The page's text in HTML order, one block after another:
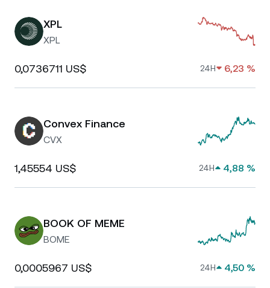
XPL
XPL
0,0736711 US$ 24H 6,23 %
Convex Finance
CVX
1,45554 US$ 24H 4,88 %
BOOK OF MEME
BOME
0,0005967 US$ 24H 4,50 %